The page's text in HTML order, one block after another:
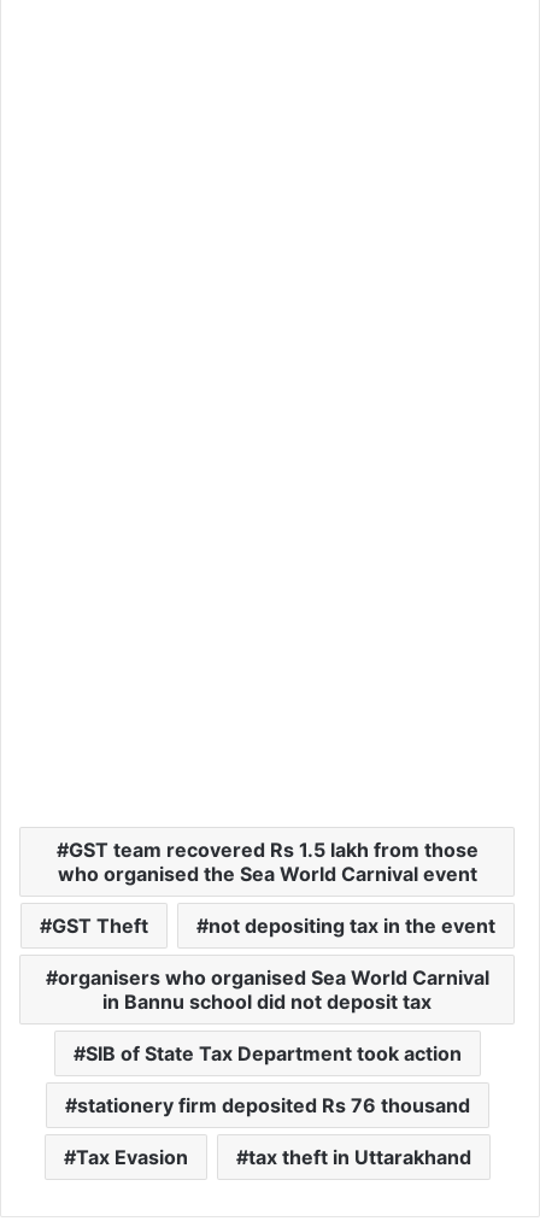
GST team recovered Rs 1.5 lakh from those
who organised the Sea World Carnival event
GST Theft not depositing tax in the event
organisers who organised Sea World Carnival
in Bannu school did not deposit tax
SIB of State Tax Department took action
stationery firm deposited Rs 76 thousand
Tax Evasion tax theft in Uttarakhand